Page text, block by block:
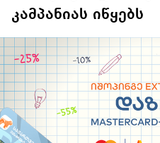
კამპანიას იწყებს